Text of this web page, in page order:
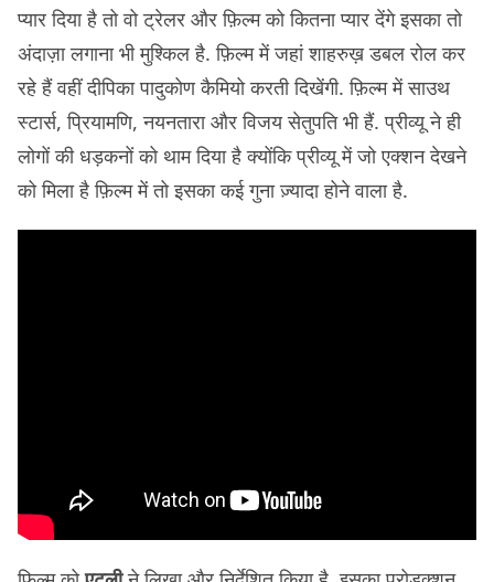
प्यार दिया है तो वो ट्रेलर और फ़िल्म को कितना प्यार देंगे इसका तो
अंदाज़ा लगाना भी मुश्किल है. फ़िल्म में जहां शाहरुख़ डबल रोल कर
रहे हैं वहीं दीपिका पादुकोण कैमियो करती दिखेंगी. फ़िल्म में साउथ
स्टार्स, प्रियामणि, नयनतारा और विजय सेतुपति भी हैं. प्रीव्यू ने ही
लोगों की धड़कनों को थाम दिया है क्योंकि प्रीव्यू में जो एक्शन देखने
को मिला है फ़िल्म में तो इसका कई गुना ज़्यादा होने वाला है.